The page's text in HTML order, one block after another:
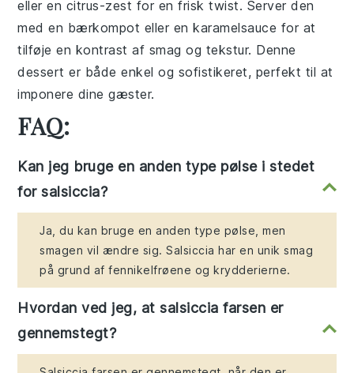
eller en citrus-zest for en frisk twist. Server den
med en bærkompot eller enkaramelsauce for at
tilføje en kontrast af smag og tekstur. Denne
dessert er både enkel og sofistikeret, perfekt til at
imponere dine gæster.
FAQ:
Kan jeg bruge en anden type pølse i stedet
for salsiccia?
Ja, du kan bruge en anden type pølse, men
smagen vil ændre sig. Salsiccia har en unik smag
på grund af fennikelfrøene og krydderierne.
Hvordan ved jeg, at salsiccia farsen er
gennemstegt?